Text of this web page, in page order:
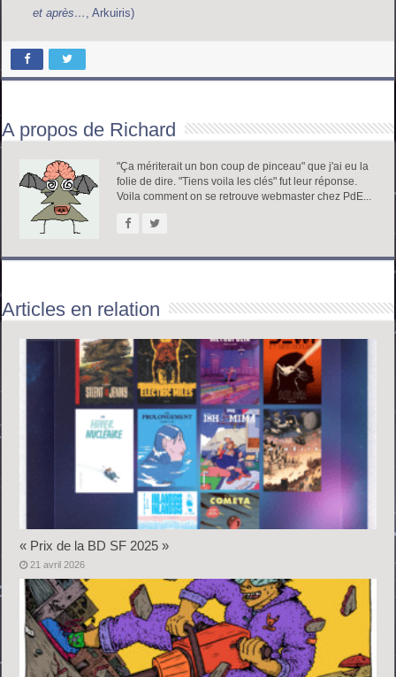
et après… , Arkuiris)
A propos de Richard
"Ça mériterait un bon coup de pinceau" que j'ai eu la
folie de dire. "Tiens voila les clés" fut leur réponse.
Voila comment on se retrouve webmaster chez PdE...
Articles en relation
« Prix de la BD SF 2025 »
21 avril 2026